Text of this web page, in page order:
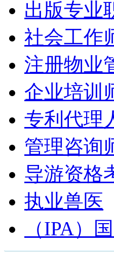
出版专业
社会工作
注册物业
企业培训
专利代理
管理咨询
导游资格
执业兽医
（IPA）